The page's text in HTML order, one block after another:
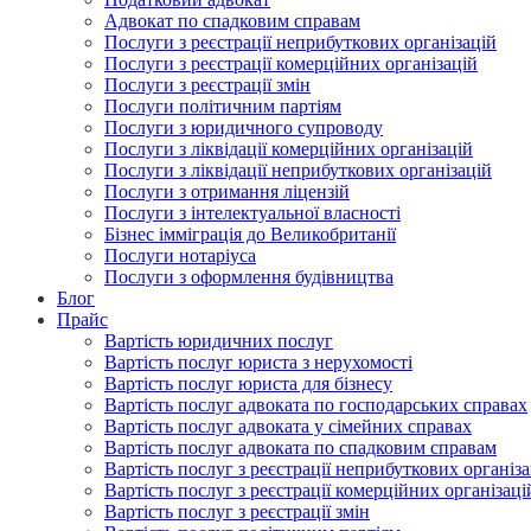
Адвокат по спадковим справам
Послуги з реєстрації неприбуткових організацій
Послуги з реєстрації комерційних організацій
Послуги з реєстрації змін
Послуги політичним партіям
Послуги з юридичного супроводу
Послуги з ліквідації комерційних організацій
Послуги з ліквідації неприбуткових організацій
Послуги з отримання ліцензій
Послуги з інтелектуальної власності
Бізнес імміграція до Великобританії
Послуги нотаріуса
Послуги з оформлення будівництва
Блог
Прайс
Вартість юридичних послуг
Вартість послуг юриста з нерухомості
Вартість послуг юриста для бізнесу
Вартість послуг адвоката по господарських справах
Вартість послуг адвоката у сімейних справах
Вартість послуг адвоката по спадковим справам
Вартість послуг з реєстрації неприбуткових
Вартість послуг з реєстрації комерційних
Вартість послуг з реєстрації змін